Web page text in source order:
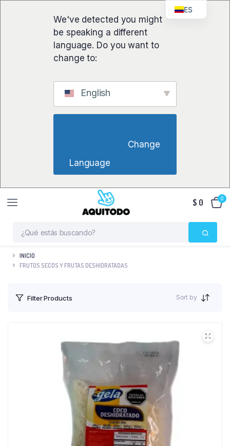
We've detected you might
be speaking a different
language. Do you want to
change to:
English
Language
$ 0 0
INICIO
FRUTOS SECOS Y FRUTAS DESHIDRATADAS
Filter Products Sort by
ES